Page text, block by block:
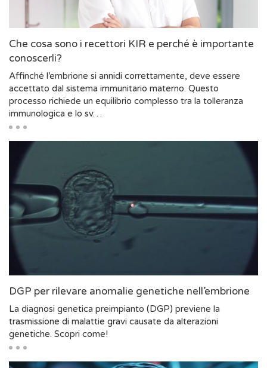
Che cosa sono i recettori KIR e perché è importante
conoscerli?
Affinché l’embrione si annidi correttamente, deve essere
accettato dal sistema immunitario materno. Questo
processo richiede un equilibrio complesso tra la tolleranza
immunologica e lo sv…
DGP per rilevare anomalie genetiche nell’embrione
La diagnosi genetica preimpianto (DGP) previene la
trasmissione di malattie gravi causate da alterazioni
genetiche. Scopri come!